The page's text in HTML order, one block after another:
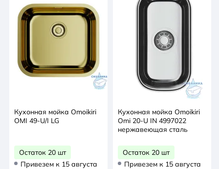
Кухонная мойка Omoikiri
OMI 49-U/I LG
Остаток 20 шт
Привезем к 15 августа
Кухонная мойка Omoikiri
Omi 20-U IN 4997022
нержавеющая сталь
Остаток 20 шт
Привезем к 15 августа